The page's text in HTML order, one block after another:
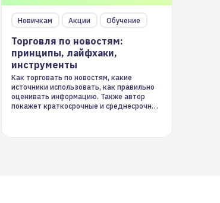
Новичкам Акции Обучение
Торговля по новостям:
принципы, лайфхаки,
инструменты
Как торговать по новостям, какие
источники использовать, как правильно
оценивать информацию. Также автор
покажет краткосрочные и среднесрочные